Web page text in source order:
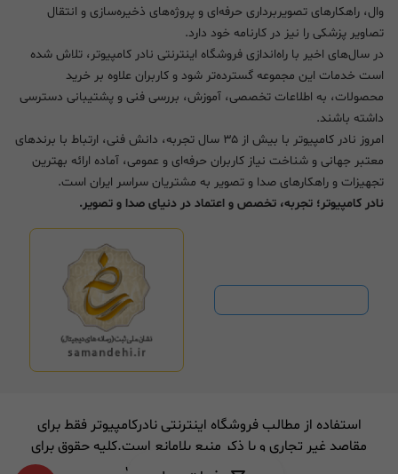
وال، راهکارهای تصویربرداری حرفه‌ای و پروژه‌های ذخیره‌سازی و انتقال
تصاویر پزشکی را نیز در کارنامه خود دارد.
در سال‌های اخیر با راه‌اندازی فروشگاه اینترنتی نادر کامپیوتر، تلاش شده
است خدمات این مجموعه گسترده‌تر شود و کاربران علاوه بر خرید
محصولات، به اطلاعات تخصصی، آموزش، بررسی فنی و پشتیبانی دسترسی
داشته باشند.
امروز نادر کامپیوتر با بیش از ۳۵ سال تجربه، دانش فنی، ارتباط با برندهای
معتبر جهانی و شناخت نیاز کاربران حرفه‌ای و عمومی، آماده ارائه بهترین
تجهیزات و راهکارهای صدا و تصویر به مشتریان سراسر ایران است.
نادر کامپیوتر؛ تجربه، تخصص و اعتماد در دنیای صدا و تصویر.
استفاده از مطالب فروشگاه اینترنتی نادرکامپیوتر فقط برای
مقاصد غیر تجاری و با ذکر منبع بلامانع است.کلیه حقوق برای
نادر کامپیوتر محفوط است